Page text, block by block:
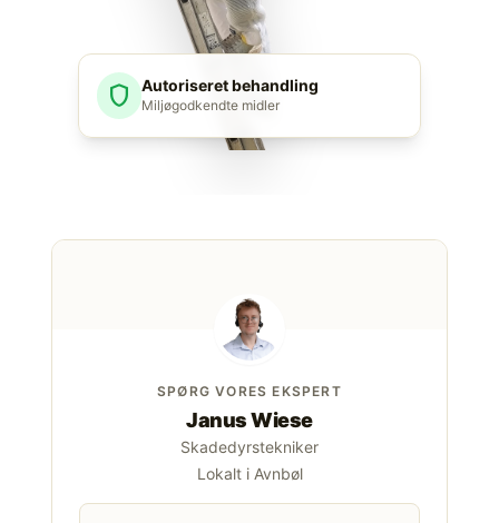
shield Autoriseret behandling
Miljøgodkendte midler
SPØRG VORES EKSPERT
Janus Wiese
Skadedyrstekniker
Lokalt i Avnbøl